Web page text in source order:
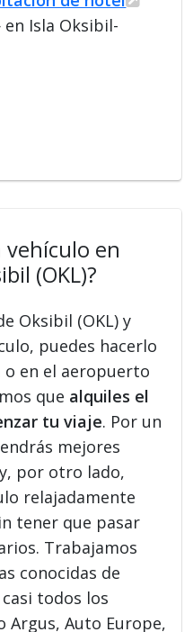
en Isla Oksibil-
en
(OKL)?
Oksibil (OKL) y
puedes hacerlo
en el aeropuerto
que alquiles el
tu viaje. Por un
mejores
por otro lado,
relajadamente
tener que pasar
Trabajamos
conocidas de
todos los
Argus, Auto Europe,